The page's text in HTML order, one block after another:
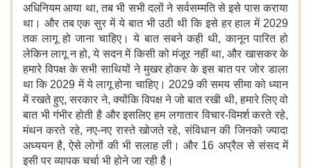
अधिनियम आया था, तब भी सभी दलों ने सर्वसम्मति से इसे पास कराया
था। और तब एक सुर में ये बात भी उठी थी कि इसे हर हाल में 2029
तक लागू हो जाना चाहिए। ये बात सबने कही थी, कानून पारित हो
लेकिन लागू न हो, ये सदन में किसी को मंजूर नहीं था, और खासकर के
हमारे विपक्ष के सभी साथियों ने मुखर होकर के इस बात पर जोर डाला
था कि 2029 में ये लागू होना चाहिए। 2029 की समय सीमा को ध्यान
में रखते हुए, सरकार ने, क्योंकि विपक्ष ने जो बात रखी थी, हमारे लिए वो
बात भी गंभीर होती है और इसलिए हम लगातार विचार-विमर्श करते रहे,
मंथन करते रहे, नए-नए रास्ते खोजते रहे, संविधान की जिनको ज्यादा
अध्ययन है, ऐसे लोगों की भी सलाह ली। और 16 अप्रैल से संसद में
इसी पर व्यापक चर्चा भी होने जा रही है।